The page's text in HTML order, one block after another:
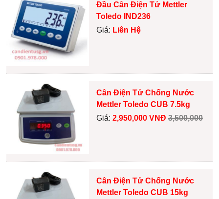
Đầu Cân Điện Tử Mettler
Toledo IND236
Giá: Liên Hệ
Cân Điện Tử Chống Nước
Mettler Toledo CUB 7.5kg
Giá: 2,950,000 VNĐ 3,500,000
Cân Điện Tử Chống Nước
Mettler Toledo CUB 15kg